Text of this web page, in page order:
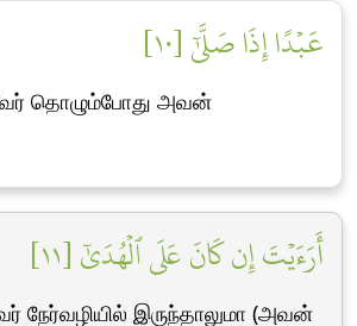
عَبۡدًا إِذَا صَلَّىٰٓ [١٠]
தொழும்போது அவன்
أَرَءَيۡتَ إِن كَانَ عَلَى ٱلۡهُدَىٰٓ [١١]
நேர்வழியில் இருந்தாலுமா (அவன்